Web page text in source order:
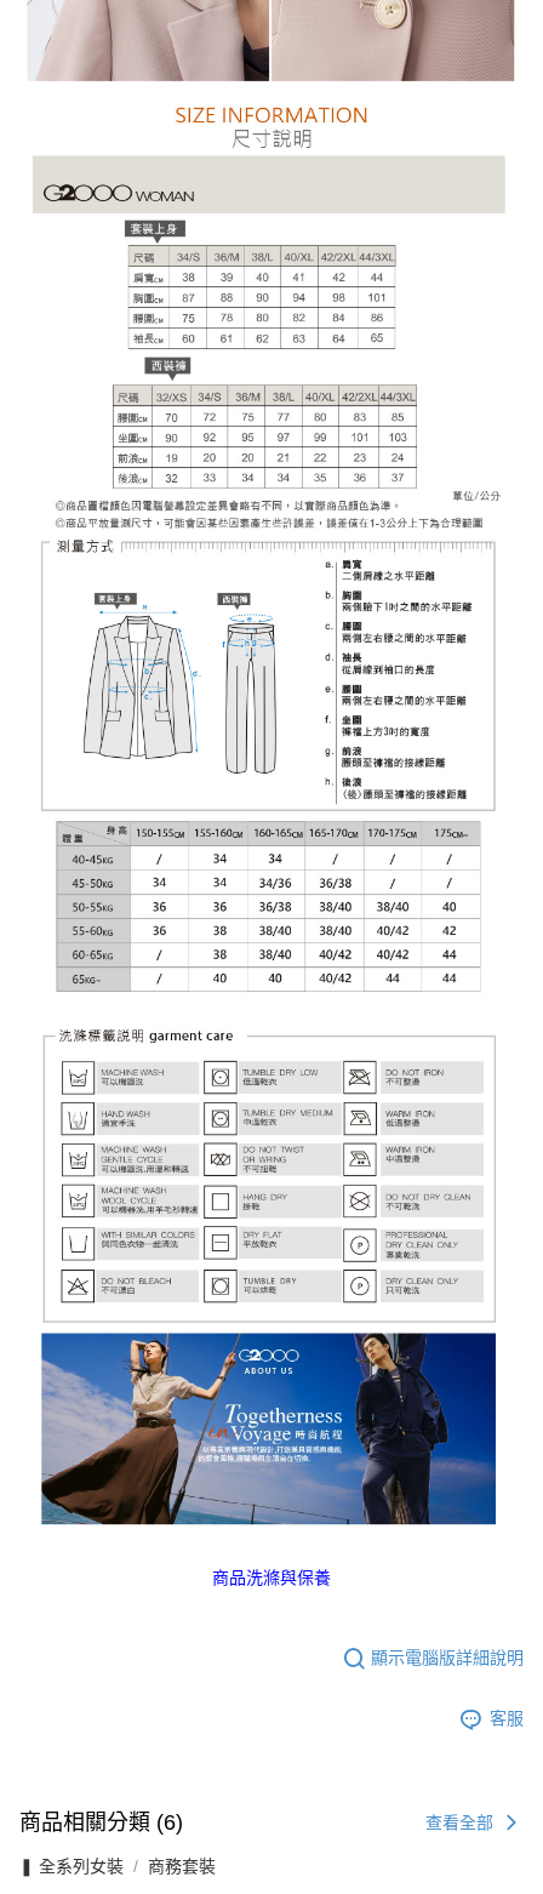
商品洗滌與保養
顯示電腦版詳細說明
客服
商品相關分類 (6) 查看全部
❚ 全系列女裝 商務套裝